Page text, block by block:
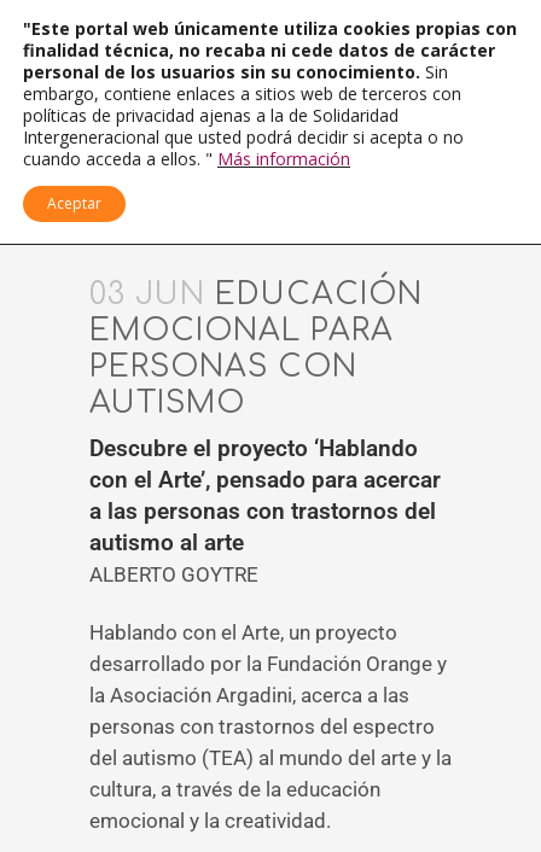
03 JUN EDUCACIÓN
EMOCIONAL PARA
PERSONAS CON
AUTISMO
Descubre el proyecto ‘Hablando
con el Arte’, pensado para acercar
a las personas con trastornos del
autismo al arte
ALBERTO GOYTRE
Hablando con el Arte, un proyecto
desarrollado por la Fundación Orange y
la Asociación Argadini, acerca a las
personas con trastornos del espectro
del autismo (TEA) al mundo del arte y la
cultura, a través de la educación
emocional y la creatividad.
"Este portal web únicamente utiliza cookies propias con
finalidad técnica, no recaba ni cede datos de carácter
personal de los usuarios sin su conocimiento. Sin
embargo, contiene enlaces a sitios web de terceros con
políticas de privacidad ajenas a la de Solidaridad
Intergeneracional que usted podrá decidir si acepta o no
cuando acceda a ellos. " Más información
Aceptar